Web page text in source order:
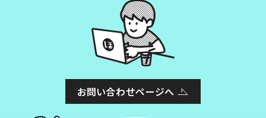
お問い合わせページへ